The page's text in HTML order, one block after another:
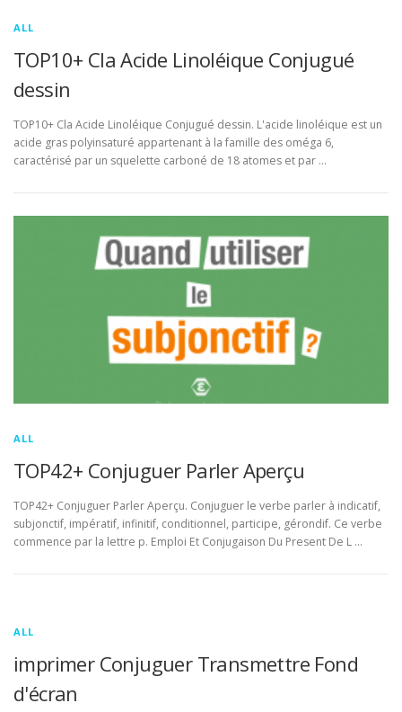
ALL
TOP10+ Cla Acide Linoléique Conjugué
dessin
TOP10+ Cla Acide Linoléique Conjugué dessin. L'acide linoléique est un
acide gras polyinsaturé appartenant à la famille des oméga 6,
caractérisé par un squelette carboné de 18 atomes et par …
ALL
TOP42+ Conjuguer Parler Aperçu
TOP42+ Conjuguer Parler Aperçu. Conjuguer le verbe parler à indicatif,
subjonctif, impératif, infinitif, conditionnel, participe, gérondif. Ce verbe
commence par la lettre p. Emploi Et Conjugaison Du Present De L …
ALL
imprimer Conjuguer Transmettre Fond
d'écran